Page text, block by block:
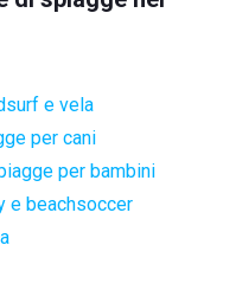
e vela
per cani
per bambini
e beachsoccer